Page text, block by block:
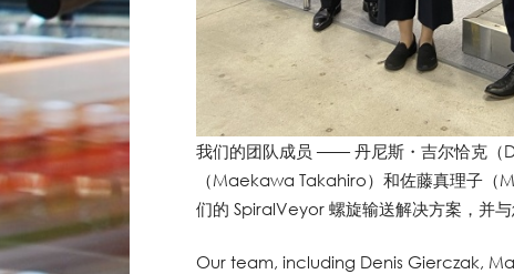
我们的团队成员 —— 丹尼斯・吉尔恰克（
（Maekawa Takahiro）和佐藤真理子（
们的 SpiralVeyor 螺旋输送解决方案，并与
Our team, including Denis Gierczak,